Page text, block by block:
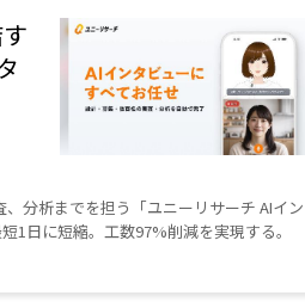
分析までを担う「ユニーリサーチ AIイン
1日に短縮。工数97%削減を実現する。